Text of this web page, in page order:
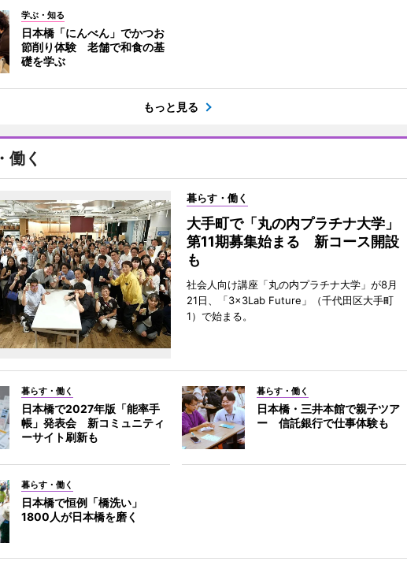
学ぶ・知る
日本橋「にんべん」でかつお
節削り体験 老舗で和食の基
礎を学ぶ
もっと見る
働く
暮らす・働く
大手町で「丸の内プラチナ大学」
第11期募集始まる 新コース開設
も
社会人向け講座「丸の内プラチナ大学」が8月
21日、「3×3Lab Future」（千代田区大手町
1）で始まる。
暮らす・働く
日本橋で2027年版「能率手
帳」発表会 新コミュニティ
ーサイト刷新も
暮らす・働く
日本橋・三井本館で親子ツア
ー 信託銀行で仕事体験も
暮らす・働く
日本橋で恒例「橋洗い」
1800人が日本橋を磨く